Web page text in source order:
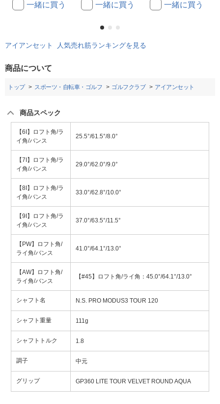
一緒に買う 一緒に買う 一緒に買う
アイアンセット 人気売れ筋ランキングを見る
商品について
トップ スポーツ・自転車・ゴルフ ゴルフクラブ アイアンセット
商品スペック
【6I】ロフト角/ラ
イ角/バンス
25.5°/61.5°/8.0°
【7I】ロフト角/ラ
イ角/バンス
29.0°/62.0°/9.0°
【8I】ロフト角/ラ
イ角/バンス
33.0°/62.8°/10.0°
【9I】ロフト角/ラ
イ角/バンス
37.0°/63.5°/11.5°
【PW】ロフト角/
ライ角/バンス
41.0°/64.1°/13.0°
【AW】ロフト角/
ライ角/バンス
【#45】ロフト角/ライ角：45.0°/64.1°/13.0°
シャフト名 N.S. PRO MODUS3 TOUR 120
シャフト重量 111g
シャフトトルク 1.8
調子 中元
グリップ GP360 LITE TOUR VELVET ROUND AQUA